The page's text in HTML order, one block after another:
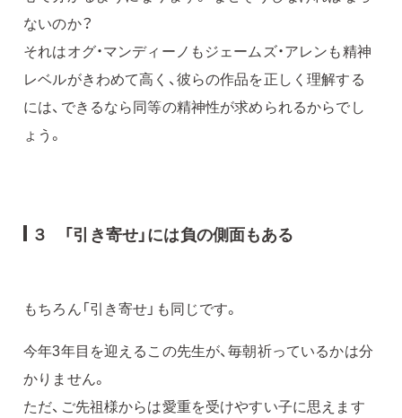
ないのか？
それはオグ・マンディーノもジェームズ・アレンも精神
レベルがきわめて高く、彼らの作品を正しく理解する
には、できるなら同等の精神性が求められるからでし
ょう。
３ 「引き寄せ」には負の側面もある
もちろん「引き寄せ」も同じです。
今年3年目を迎えるこの先生が、毎朝祈っているかは分
かりません。
ただ、ご先祖様からは愛重を受けやすい子に思えます